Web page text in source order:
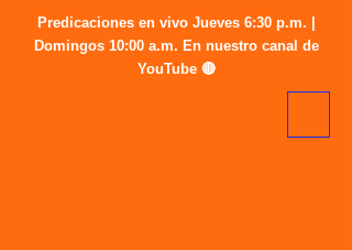
Predicaciones en vivo Jueves 6:30 p.m. |
Domingos 10:00 a.m. En nuestro canal de
YouTube 🔴